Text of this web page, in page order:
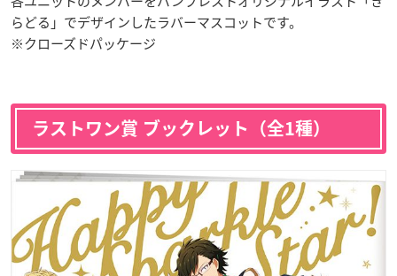
らどる」でデザインしたラバーマスコットです。
※クローズドパッケージ
ラストワン賞 ブックレット（全1種）